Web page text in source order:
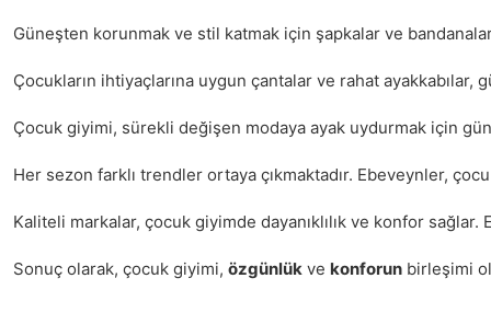
Güneşten korunmak ve stil katmak için şapkalar ve
Çocukların ihtiyaçlarına uygun çantalar ve rahat ayakkabılar,
Çocuk giyimi, sürekli değişen modaya ayak uydurmak için
Her sezon farklı trendler ortaya çıkmaktadır. Ebeveynler,
Kaliteli markalar, çocuk giyimde dayanıklılık ve konfor
Sonuç olarak, çocuk giyimi, özgünlük ve konforun birleşimi